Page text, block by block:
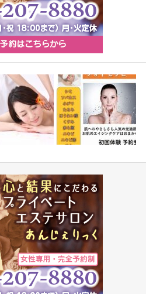
改定に伴う料金改定のハリツヤUP♪人気のフォ
☆